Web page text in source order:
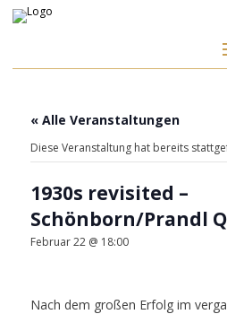
« Alle Veranstaltungen
Diese Veranstaltung hat bereits
1930s revisited –
Schönborn/Prandl
Februar 22 @ 18:00
Nach dem großen Erfolg im